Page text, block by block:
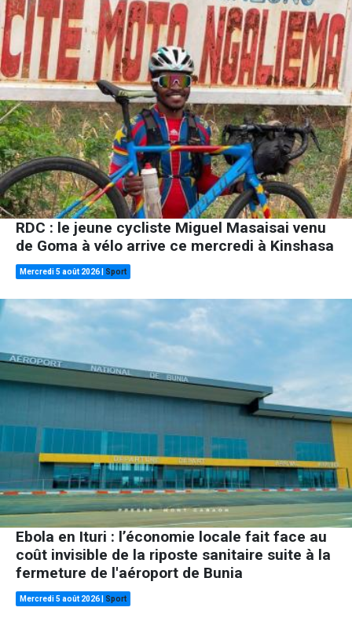
RDC : le jeune cycliste Miguel Masaisai venu
de Goma à vélo arrive ce mercredi à Kinshasa
Mercredi 5 août 2026 Sport
Ebola en Ituri : l’économie locale fait face au
coût invisible de la riposte sanitaire suite à la
fermeture de l'aéroport de Bunia
Mercredi 5 août 2026 Sport